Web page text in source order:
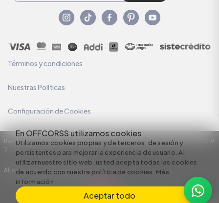
En OFFCORSS utilizamos cookies
Utilizamos cookies propias y de terceros, de sesión y
persistentes para mejorar la experiencia de usuario. Al
utilizar nuestro sitio web, usted acepta todas las cookies
de acuerdo con nuestra política de cookies. Más
información
Aceptar todo
Términos y condiciones
Nuestras Políticas
Configuración de Cookies
Razón Social: C.I HERMECO S.A. NIT: 890924167-6 Dirección: Carrera 50 #
7 – 35
All rights reserved empowered by